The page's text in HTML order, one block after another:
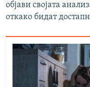
објави својата
откако бидат